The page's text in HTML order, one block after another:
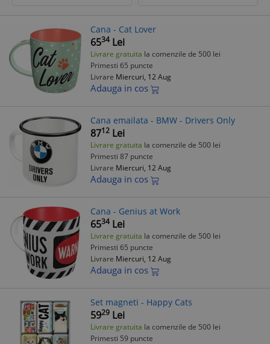
Cana - Cat Lover
6534 Lei
Livrare gratuita la comenzile de 500 lei
Primesti 65 puncte
Livrare Miercuri, 12 Aug
Adauga in cos
Cana emailata - BMW - Drivers Only
8712 Lei
Livrare gratuita la comenzile de 500 lei
Primesti 87 puncte
Livrare Miercuri, 12 Aug
Adauga in cos
Cana - Genius at Work
6534 Lei
Livrare gratuita la comenzile de 500 lei
Primesti 65 puncte
Livrare Miercuri, 12 Aug
Adauga in cos
Set magneti - Happy Cats
5929 Lei
Livrare gratuita la comenzile de 500 lei
Primesti 59 puncte